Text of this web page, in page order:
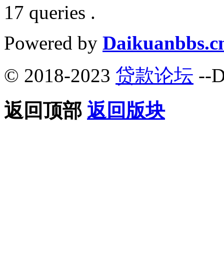
17 queries .
Powered by
© 2018-2023 贷款论坛 --
返回顶部 返回版块